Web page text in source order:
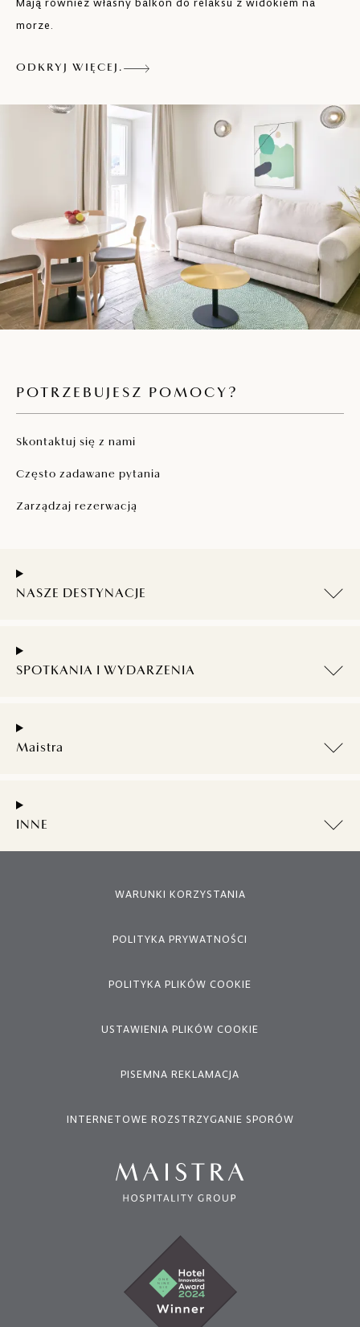
LCD TV
Klimatyzacja/centralne ogrzewanie
Mają również własny balkon do relaksu z widokiem na
morze.
ODKRYJ WIĘCEJ.
POTRZEBUJESZ POMOCY?
Skontaktuj się z nami
Często zadawane pytania
Zarządzaj rezerwacją
NASZE DESTYNACJE
SPOTKANIA I WYDARZENIA
Maistra
INNE
WARUNKI KORZYSTANIA
POLITYKA PRYWATNOŚCI
POLITYKA PLIKÓW COOKIE
USTAWIENIA PLIKÓW COOKIE
PISEMNA REKLAMACJA
INTERNETOWE ROZSTRZYGANIE SPORÓW